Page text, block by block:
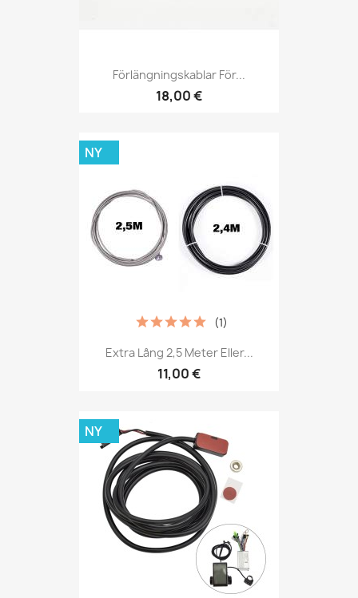
Förlängningskablar För...
18,00 €
Extra Lång 2,5 Meter Eller...
11,00 €
(1)
NY
NY